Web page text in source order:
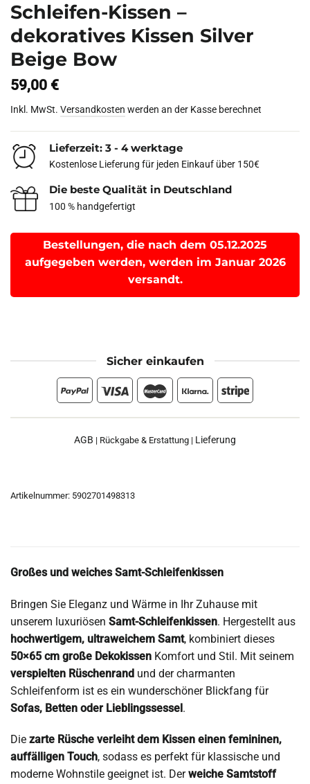
Schleifen-Kissen –
dekoratives Kissen Silver
Beige Bow
59,00 €
Inkl. MwSt. Versandkosten werden an der Kasse berechnet
Lieferzeit: 3 - 4 werktage
Kostenlose Lieferung für jeden Einkauf über 150€
Die beste Qualität in Deutschland
100 % handgefertigt
Bestellungen, die nach dem 05.12.2025
aufgegeben werden, werden im Januar 2026
versandt.
Sicher einkaufen
AGB | Rückgabe & Erstattung | Lieferung
Artikelnummer: 5902701498313
Großes und weiches Samt-Schleifenkissen
Bringen Sie Eleganz und Wärme in Ihr Zuhause mit
unserem luxuriösen Samt-Schleifenkissen. Hergestellt aus
hochwertigem, ultraweichem Samt, kombiniert dieses
50×65 cm große Dekokissen Komfort und Stil. Mit seinem
verspielten Rüschenrand und der charmanten
Schleifenform ist es ein wunderschöner Blickfang für
Sofas, Betten oder Lieblingssessel.
Die zarte Rüsche verleiht dem Kissen einen femininen,
auffälligen Touch, sodass es perfekt für klassische und
moderne Wohnstile geeignet ist. Derweiche Samtstoff